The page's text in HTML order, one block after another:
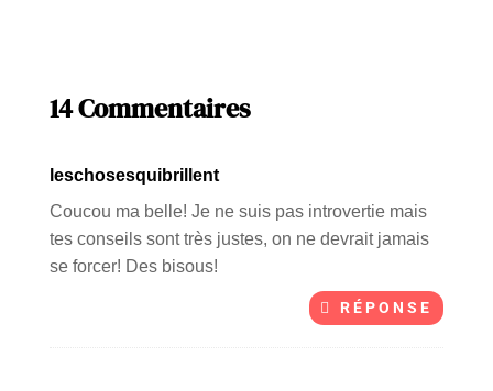
14 Commentaires
leschosesquibrillent
Coucou ma belle! Je ne suis pas introvertie mais
tes conseils sont très justes, on ne devrait jamais
se forcer! Des bisous!
RÉPONSE